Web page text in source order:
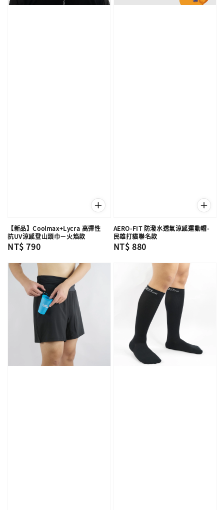
【新品】Coolmax+Lycra 高彈性
抗UV涼感登山頭巾－火焰款
Regular
NT$ 790
AERO-FIT 防潑水透氣涼感運動帽-
民雄打貓聯名款
Regular
NT$ 880